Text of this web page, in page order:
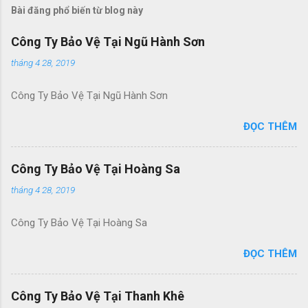
Bài đăng phổ biến từ blog này
Công Ty Bảo Vệ Tại Ngũ Hành Sơn
tháng 4 28, 2019
Công Ty Bảo Vệ Tại Ngũ Hành Sơn
ĐỌC THÊM
Công Ty Bảo Vệ Tại Hoàng Sa
tháng 4 28, 2019
Công Ty Bảo Vệ Tại Hoàng Sa
ĐỌC THÊM
Công Ty Bảo Vệ Tại Thanh Khê